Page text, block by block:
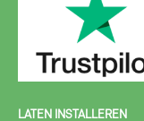
LATEN INSTALLEREN